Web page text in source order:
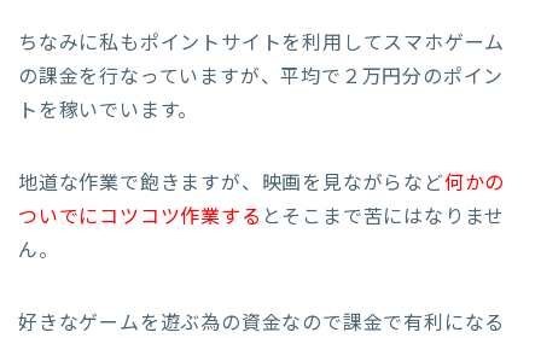
ちなみに私もポイントサイトを利用してスマホゲーム
の課金を行なっていますが、平均で２万円分のポイン
トを稼いでいます。
地道な作業で飽きますが、映画を見ながらなど何かの
ついでにコツコツ作業する とそこまで苦にはなりませ
ん。
好きなゲームを遊ぶ為の資金なので課金で有利になる